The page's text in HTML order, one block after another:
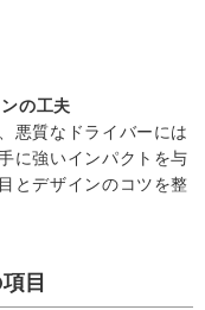
の工夫
悪質なドライバーには
に強いインパクトを与
とデザインのコツを整
目